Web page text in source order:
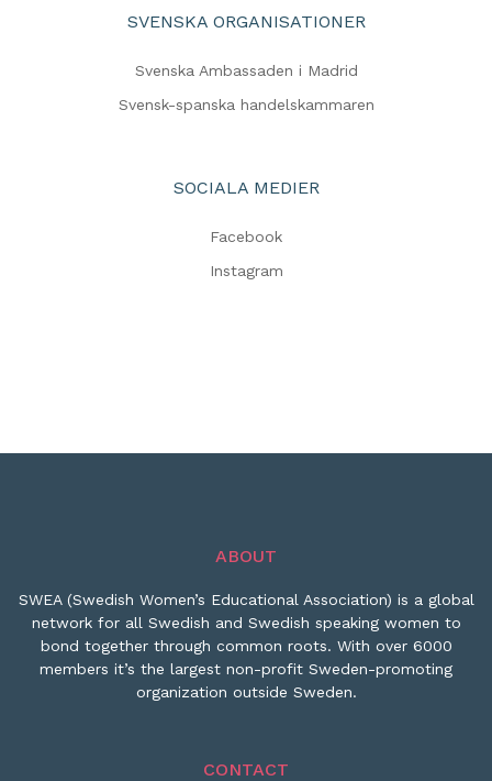
SVENSKA ORGANISATIONER
Svenska Ambassaden i Madrid
Svensk-spanska handelskammaren
SOCIALA MEDIER
Facebook
Instagram
ABOUT
SWEA (Swedish Women’s Educational Association) is a global
network for all Swedish and Swedish speaking women to
bond together through common roots. With over 6000
members it’s the largest non-profit Sweden-promoting
organization outside Sweden.
CONTACT